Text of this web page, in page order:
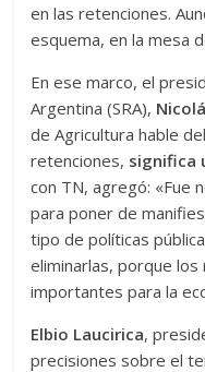
en las retenciones.
esquema, en la mesa
En ese marco, el
Argentina (SRA),
de Agricultura hable
retenciones, significa
con TN, agregó: «Fue
para poner de
tipo de políticas
eliminarlas, porque
importantes para la
Elbio Laucirica,
precisiones sobre el